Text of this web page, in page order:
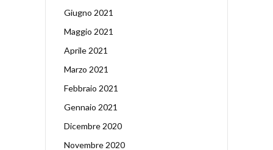
Giugno 2021
Maggio 2021
Aprile 2021
Marzo 2021
Febbraio 2021
Gennaio 2021
Dicembre 2020
Novembre 2020